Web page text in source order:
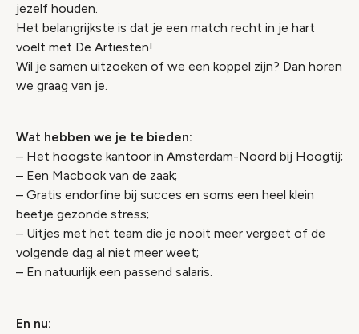
jezelf houden.
Het belangrijkste is dat je een match recht in je hart
voelt met De Artiesten!
Wil je samen uitzoeken of we een koppel zijn? Dan horen
we graag van je.
Wat hebben we je te bieden:
– Het hoogste kantoor in Amsterdam-Noord bij Hoogtij;
– Een Macbook van de zaak;
– Gratis endorfine bij succes en soms een heel klein
beetje gezonde stress;
– Uitjes met het team die je nooit meer vergeet of de
volgende dag al niet meer weet;
– En natuurlijk een passend salaris.
En nu: